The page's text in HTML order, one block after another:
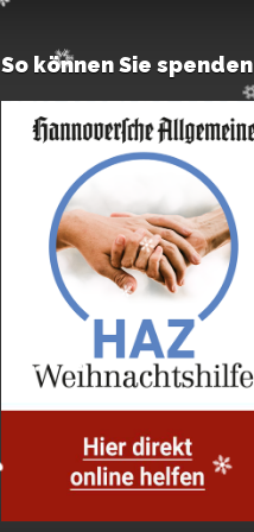
So können Sie spenden